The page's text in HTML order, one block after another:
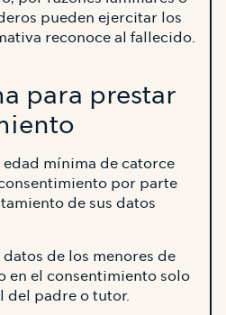
pueden ejercitar los
reconoce al fallecido.
para prestar
edad mínima de catorce
por parte
de sus datos
de los menores de
en el consentimiento solo
del padre o tutor.